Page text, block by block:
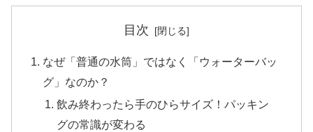
目次
なぜ「普通の水筒」ではなく「ウォーターバッ
グ」なのか？
​飲み終わったら手のひらサイズ！パッキン
グの常識が変わる